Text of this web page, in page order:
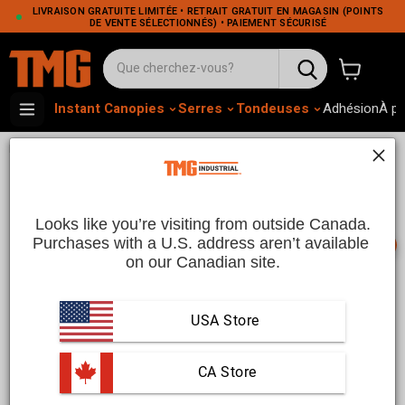
LIVRAISON GRATUITE LIMITÉE • RETRAIT GRATUIT EN MAGASIN (POINTS
DE VENTE SÉLECTIONNÉS) • PAIEMENT SÉCURISÉ
Voir le
Instant Canopies Serres Tondeuses AdhésionÀ
Marteaux Hydrauliques | TMG
Marteaux hydrauliques
Réalisez efficacement les tâches de démolition et
d’excavation avec les
compacteet les marteaux piqueurs d’excavatrice. Ces
marteaux hydrauliques offrent une force de rupture
importante, ce qui les rend idéaux pour casser le béton,
Looks like you’re visiting from outside Canada.
Purchases with a U.S. address aren’t available
on our Canadian site.
USA Store
CA Store